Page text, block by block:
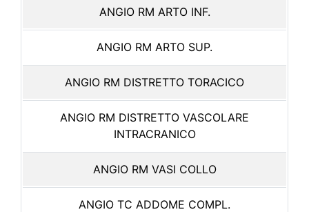
ANGIO RM ARTO INF.
ANGIO RM ARTO SUP.
ANGIO RM DISTRETTO TORACICO
ANGIO RM DISTRETTO VASCOLARE
INTRACRANICO
ANGIO RM VASI COLLO
ANGIO TC ADDOME COMPL.